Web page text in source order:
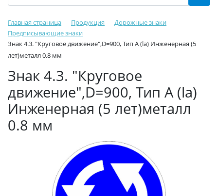
Главная страница Продукция
Дорожные знаки
Предписывающие знаки
Знак 4.3. "Круговое движение",D=900, Тип А (la) Инженерная (5
лет)металл 0.8 мм
Знак 4.3. "Круговое
движение",D=900, Тип А (la)
Инженерная (5 лет)металл
0.8 мм